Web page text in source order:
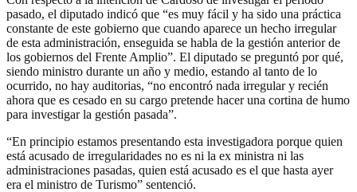
pasado, el diputado indicó que “es muy fácil y ha sido una práctica
constante de este gobierno que cuando aparece un hecho irregular
de esta administración, enseguida se habla de la gestión anterior de
los gobiernos del Frente Amplio”. El diputado se preguntó por qué,
siendo ministro durante un año y medio, estando al tanto de lo
ocurrido, no hay auditorias, “no encontró nada irregular y recién
ahora que es cesado en su cargo pretende hacer una cortina de humo
para investigar la gestión pasada”.
“En principio estamos presentando esta investigadora porque quien
está acusado de irregularidades no es ni la ex ministra ni las
administraciones pasadas, quien está acusado es el que hasta ayer
era el ministro de Turismo” sentenció.